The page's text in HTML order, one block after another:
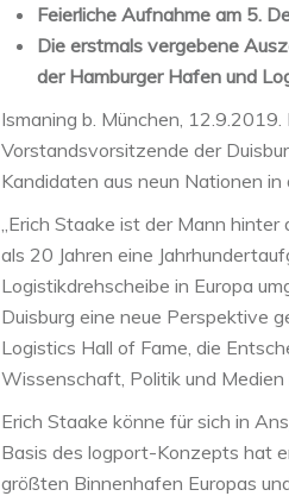
Feierliche Aufnahme am 5.
Die erstmals vergebene
der Hamburger Hafen und
Ismaning b. München,
Vorstandsvorsitzende der
Kandidaten aus neun Nationen
„Erich Staake ist der Mann
als 20 Jahren eine
Logistikdrehscheibe in Europa
Duisburg eine neue Perspektive
Logistics Hall of Fame, die
Wissenschaft, Politik und
Erich Staake könne für sich in
Basis des logport-Konzepts hat
größten Binnenhafen Europas